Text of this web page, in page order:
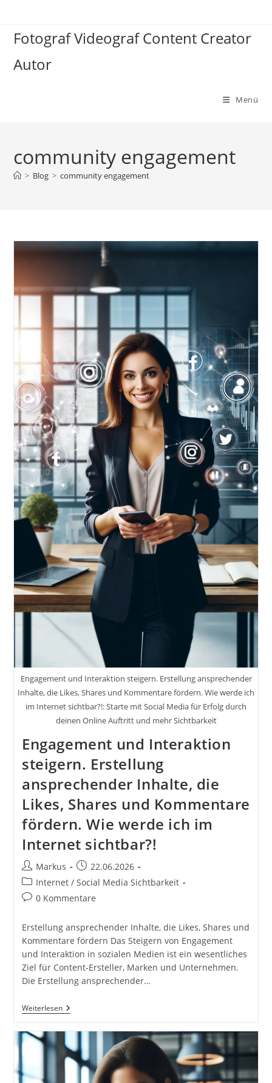
springen
Fotograf Videograf Content Creator
Autor
Menü
community engagement
> Blog > community engagement
Engagement und Interaktion steigern. Erstellung ansprechender
Inhalte, die Likes, Shares und Kommentare fördern. Wie werde ich
im Internet sichtbar?!: Starte mit Social Media für Erfolg durch
deinen Online Auftritt und mehr Sichtbarkeit
Engagement und Interaktion
steigern. Erstellung
ansprechender Inhalte, die
Likes, Shares und Kommentare
fördern. Wie werde ich im
Internet sichtbar?!
Beitrags-
Autor:
Markus
Beitrag
veröffentlicht:
22.06.2026
Beitrags-
Kategorie:
Internet / Social Media Sichtbarkeit
Beitrags-
0 Kommentare
Erstellung ansprechender Inhalte, die Likes, Shares und
Kommentare fördern Das Steigern von Engagement
und Interaktion in sozialen Medien ist ein wesentliches
Ziel für Content-Ersteller, Marken und Unternehmen.
Die Erstellung ansprechender…
WeiterlesenEngagement
Und
Erstellung
Ansprechender
Inhalte,